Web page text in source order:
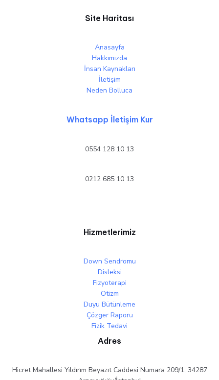
Site Haritası
Anasayfa
Hakkımızda
İnsan Kaynakları
İletişim
Neden Bolluca
Whatsapp İletişim Kur
0554 128 10 13
0212 685 10 13
Hizmetlerimiz
Down Sendromu
Disleksi
Fizyoterapi
Otizm
Duyu Bütünleme
Çözger Raporu
Fizik Tedavi
Adres
Hicret Mahallesi Yıldırım Beyazıt Caddesi Numara 209/1, 34287